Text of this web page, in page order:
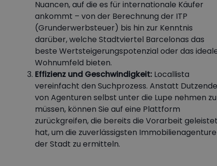
Nuancen, auf die es für internationale Käufer
ankommt – von der Berechnung der ITP
(Grunderwerbsteuer) bis hin zur Kenntnis
darüber, welche Stadtviertel Barcelonas das
beste Wertsteigerungspotenzial oder das
Wohnumfeld bieten.
Effizienz und Geschwindigkeit: Locallista
vereinfacht den Suchprozess. Anstatt Dutzende
von Agenturen selbst unter die Lupe nehmen zu
müssen, können Sie auf eine Plattform
zurückgreifen, die bereits die Vorarbeit
hat, um die zuverlässigsten
der Stadt zu ermitteln.